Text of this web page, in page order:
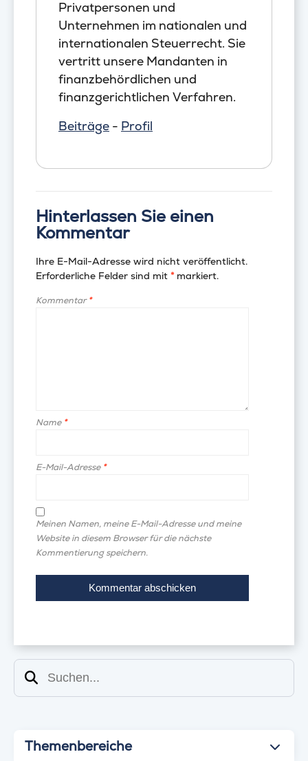
Privatpersonen und
Unternehmen im nationalen und
internationalen Steuerrecht. Sie
vertritt unsere Mandanten in
finanzbehördlichen und
finanzgerichtlichen Verfahren.
Beiträge - Profil
Hinterlassen Sie einen
Kommentar
Ihre E-Mail-Adresse wird nicht veröffentlicht.
Erforderliche Felder sind mit *markiert.
Kommentar*
Name *
E-Mail-Adresse *
Meinen Namen, meine E-Mail-Adresse und meine
Website in diesem Browser für die nächste
Kommentierung speichern.
Suchen
Themenbereiche